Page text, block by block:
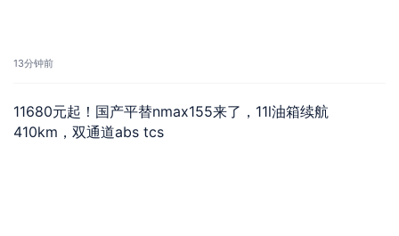
13分钟前
11680元起！国产平替nmax155来了，11l油箱续航
410km，双通道abs tcs